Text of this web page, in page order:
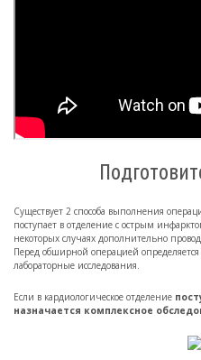
Существует 2 способа выполнения
поступает в отделение с острым
некоторых случаях дополнительно
Перед обширной операцией
лабораторные исследования.
Если в кардиологическое отделение
назначается комплексное